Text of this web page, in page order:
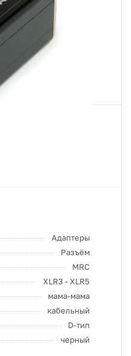
Адаптеры
Разъём
MRC
XLR3 - XLR5
мама-мама
кабельный
D-тип
черный